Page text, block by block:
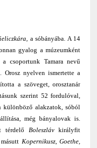
, a sóbányába. A 14
gyalog a múzeumként
csoportunk Tamara nevű
Orosz nyelven ismertette a
a szöveget, orosztanár
szerint 52 fordulóval,
különböző alakzatok, sóból
még bányalovak is.
térdelő Boleszlávkirályfit
Kopernikusz,Goethe,